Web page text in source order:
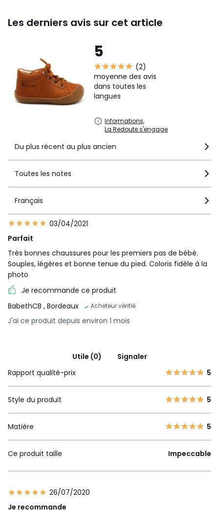
Les derniers avis sur cet article
5
(2)
moyenne des avis
dans toutes les
langues
Informations,
La Redoute s'engage
Du plus récent au plus ancien
Toutes les notes
Français
03/04/2021
Parfait
Très bonnes chaussures pour les premiers pas de bébé.
Souples, légères et bonne tenue du pied. Coloris fidèle à la
photo
Je recommande ce produit
BabethCB , Bordeaux Acheteur vérifié
J'ai ce produit depuis environ 1 mois
Utile (0)
Signaler
Rapport qualité-prix
5
Style du produit 5
Matière 5
Ce produit taille Impeccable
26/07/2020
Je recommande